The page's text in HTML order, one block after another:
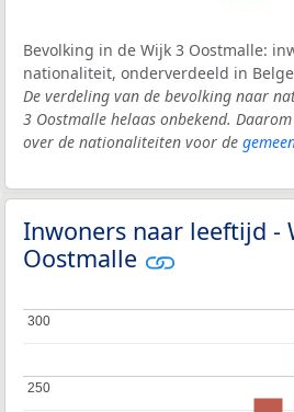
Bevolking in de Wijk 3 Oostmalle:
nationaliteit, onderverdeeld in
De verdeling van de bevolking naar
3 Oostmalle helaas onbekend.
over de nationaliteiten voor de
Inwoners naar leeftijd -
Oostmalle
250
250
300
300